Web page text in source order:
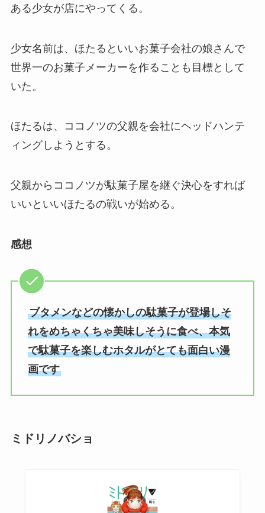
ある少女が店にやってくる。
少女名前は、ほたるといいお菓子会社の娘さんで
世界一のお菓子メーカーを作ることも目標として
いた。
ほたるは、ココノツの父親を会社にヘッドハンテ
ィングしようとする。
父親からココノツが駄菓子屋を継ぐ決心をすれば
いいといいほたるの戦いが始める。
感想
ブタメンなどの懐かしの駄菓子が登場しそ
れをめちゃくちゃ美味しそうに食べ、本気
で駄菓子を楽しむホタルがとても面白い漫
画です
ミドリノバショ